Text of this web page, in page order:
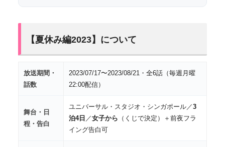
【夏休み編2023】について
放送期間・
話数
2023/07/17〜2023/08/21・全6話（毎週月曜
22:00配信）
舞台・日
程・告白
ユニバーサル・スタジオ・シンガポール／3
泊4日 ／女子から （くじで決定）＋前夜フラ
イング告白可